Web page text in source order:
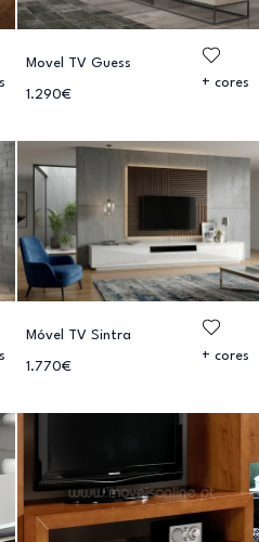
Movel TV Guess
1.290€
+ cores
Móvel TV Sintra
1.770€
+ cores